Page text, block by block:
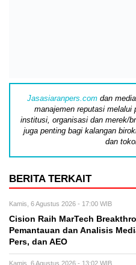
Jasasiaranpers.com dan
manajemen reputasi melalui
institusi, organisasi dan merek/
juga penting bagi kalangan
dan
BERITA TERKAIT
Kamis, 6 Agustus 2026 - 17:00 WIB
Cision Raih MarTech
Pemantauan dan Analisis
Pers, dan AEO
Kamis, 6 Agustus 2026 - 13:02 WIB